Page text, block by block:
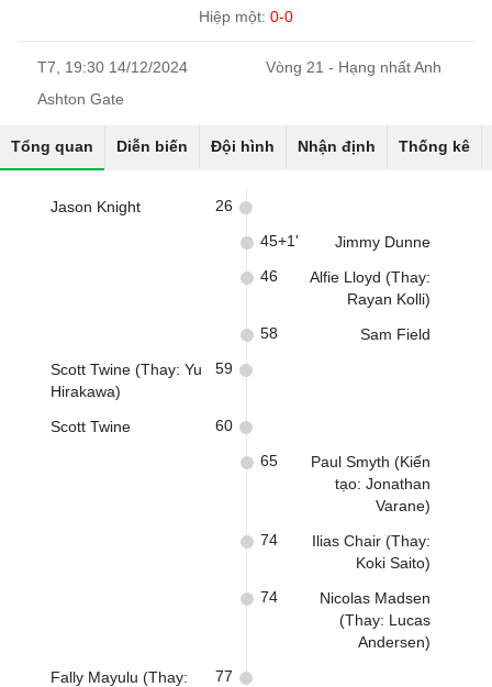
Hiệp một: 0-0
T7, 19:30 14/12/2024
Vòng 21 - Hạng nhất Anh
Ashton Gate
Tổng quan Diễn biến Đội hình Nhận định Thống kê
Jason Knight 26
Jimmy Dunne
45+1'
Alfie Lloyd (Thay:
Rayan Kolli)
46
Sam Field
58
Scott Twine (Thay: Yu
Hirakawa)
59
Scott Twine 60
Paul Smyth (Kiến
tạo: Jonathan
Varane)
65
Ilias Chair (Thay:
Koki Saito)
74
Nicolas Madsen
(Thay: Lucas
Andersen)
74
Fally Mayulu (Thay:
77